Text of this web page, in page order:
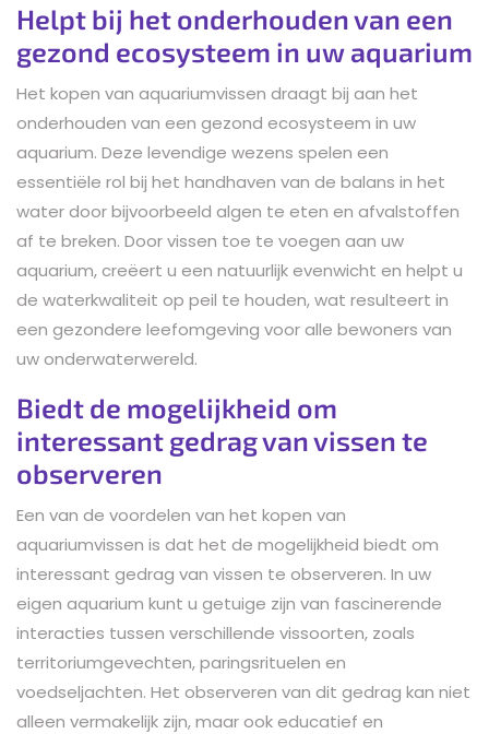
Helpt bij het onderhouden van een
gezond ecosysteem in uw aquarium
Het kopen van aquariumvissen draagt bij aan het
onderhouden van een gezond ecosysteem in uw
aquarium. Deze levendige wezens spelen een
essentiële rol bij het handhaven van de balans in het
water door bijvoorbeeld algen te eten en afvalstoffen
af te breken. Door vissen toe te voegen aan uw
aquarium, creëert u een natuurlijk evenwicht en helpt u
de waterkwaliteit op peil te houden, wat resulteert in
een gezondere leefomgeving voor alle bewoners van
uw onderwaterwereld.
Biedt de mogelijkheid om
interessant gedrag van vissen te
observeren
Een van de voordelen van het kopen van
aquariumvissen is dat het de mogelijkheid biedt om
interessant gedrag van vissen te observeren. In uw
eigen aquarium kunt u getuige zijn van fascinerende
interacties tussen verschillende vissoorten, zoals
territoriumgevechten, paringsrituelen en
voedseljachten. Het observeren van dit gedrag kan niet
alleen vermakelijk zijn, maar ook educatief en